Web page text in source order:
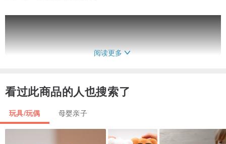
阅读更多
看过此商品的人也搜索了
玩具/玩偶 母婴亲子